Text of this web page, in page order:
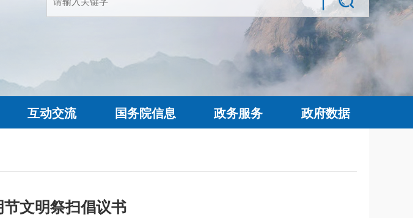
互动交流 国务院信息 政务服务 政府数据
文明祭扫倡议书